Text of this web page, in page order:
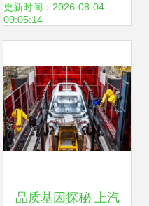
行为与职场规范
更新时间：2026-08-04
09:05:14
品质基因探秘 上汽